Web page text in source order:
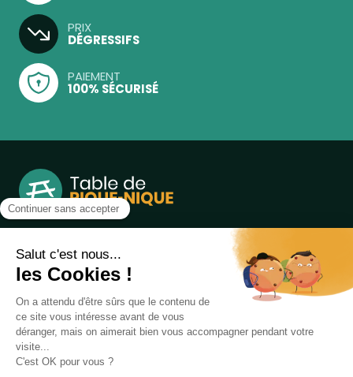
PRIX
DÉGRESSIFS
PAIEMENT
100% SÉCURISÉ
Notre boutique, spécialisée dans la vente de table de
pique-nique et de plein air, est principalement adressée
aux collectvités, aux entreprises privées et publiques et au
associations.
Infos et contact au04 86 84 05 81
Produits